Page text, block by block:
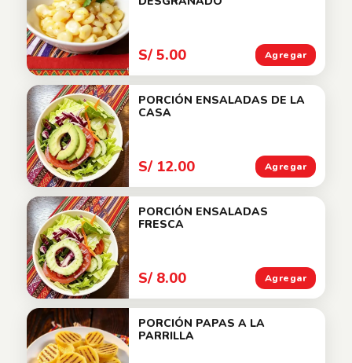
S/ 5.00 Agregar
PORCIÓN ENSALADAS DE LA
CASA
S/ 12.00 Agregar
PORCIÓN ENSALADAS
FRESCA
S/ 8.00 Agregar
PORCIÓN PAPAS A LA
PARRILLA